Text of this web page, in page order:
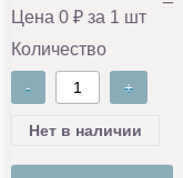
Цена 0 ₽ за 1 шт
Количество
- +
Нет в наличии